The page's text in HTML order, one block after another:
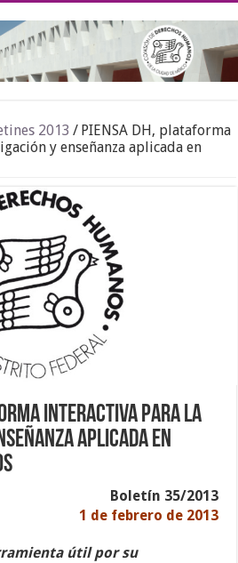
2013 / PIENSA DH, plataforma
y enseñanza aplicada en
interactiva para la
aplicada en
Boletín 35/2013
1 de febrero de 2013
útil por su